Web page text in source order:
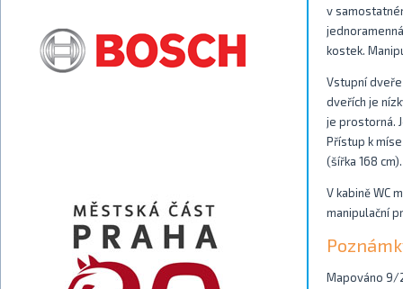
v
kostek.
Vstupní
dveřích je
je prostorná.
Přístup k
(šířka 168
V kabině WC
manipulační
Mapováno 9/